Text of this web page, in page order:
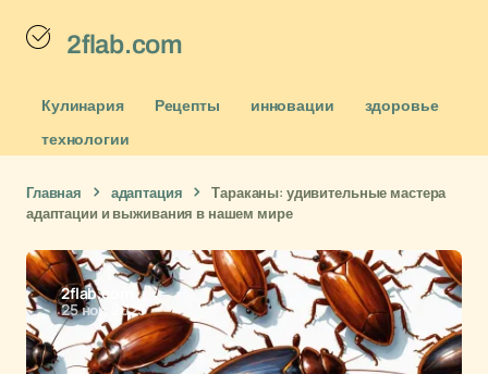
2flab.com
Кулинария Рецепты инновации
здоровье
технологии
Главная адаптация
Тараканы: удивительные мастера
адаптации и выживания в нашем мире
2flab.com
25 ноя 2025